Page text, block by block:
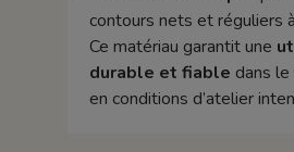
contours nets et réguliers
Ce matériau garantit une
durable et fiable dans
en conditions d’atelier